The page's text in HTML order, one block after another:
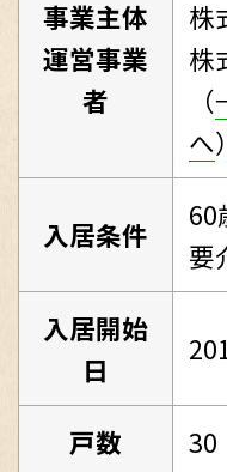
事業主体
運営事業
者
株
株
（
へ）
入居条件
要
入居開始
日
戸数
30